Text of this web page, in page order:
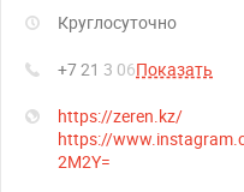
Круглосуточно
+7 21 3 06Показать
https://zeren.kz/
https://
2M2Y=